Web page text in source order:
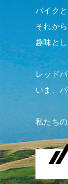
バイク
それか
趣味と
レッド
いま、
私たち